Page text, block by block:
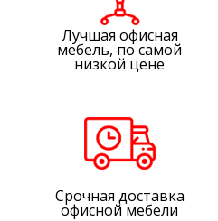
Лучшая офисная
мебель, по самой
низкой цене
Срочная доставка
офисной мебели